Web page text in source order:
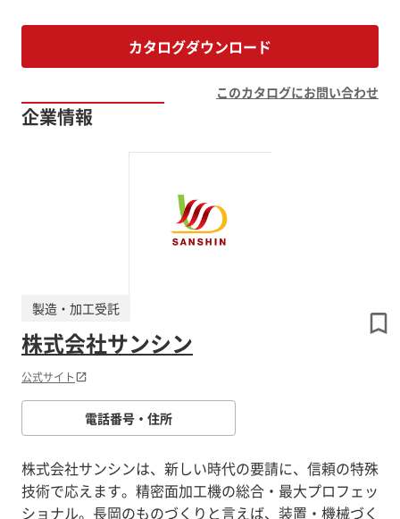
カタログダウンロード
このカタログにお問い合わせ
企業情報
株式会社サンシン
製造・加工受託
公式サイト
電話番号・住所
株式会社サンシンは、新しい時代の要請に、信頼の特殊
技術で応えます。精密面加工機の総合・最大プロフェッ
ショナル。長岡のものづくりと言えば、装置・機械づく